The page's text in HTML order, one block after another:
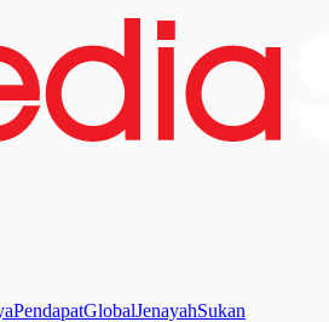
PendapatGlobalJenayahSukan